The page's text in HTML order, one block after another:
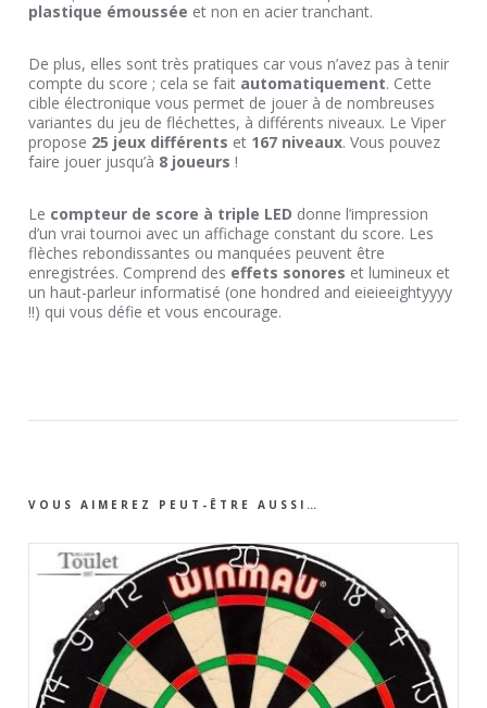
plastique émoussée et non en acier tranchant.
De plus, elles sont très pratiques car vous n’avez pas à tenir
compte du score ; cela se fait automatiquement. Cette
cible électronique vous permet de jouer à de nombreuses
variantes du jeu de fléchettes, à différents niveaux. Le Viper
propose 25 jeux différents et 167 niveaux. Vous pouvez
faire jouer jusqu’à 8 joueurs !
Le compteur de score à triple LED donne l’impression
d’un vrai tournoi avec un affichage constant du score. Les
flèches rebondissantes ou manquées peuvent être
enregistrées. Comprend des effets sonores et lumineux et
un haut-parleur informatisé (one hondred and eieieeightyyyy
!!) qui vous défie et vous encourage.
VOUS AIMEREZ PEUT-ÊTRE AUSSI…